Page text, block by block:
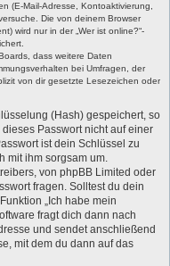
(E-Mail-Adresse, Kontoaktivierung,
Die von deinem Browser
wird nur in der „Wer ist online?“-
dass weitere Daten
bei Umfragen, der
von dir gesetzte Lesezeichen oder
(Hash) gespeichert, so
Passwort nicht auf einer
ist dein Schlüssel zu
mit ihm sorgsam um.
von phpBB Limited oder
fragen. Solltest du dein
„Ich habe mein
fragt dich dann nach
und sendet anschließend
mit dem du dann auf das